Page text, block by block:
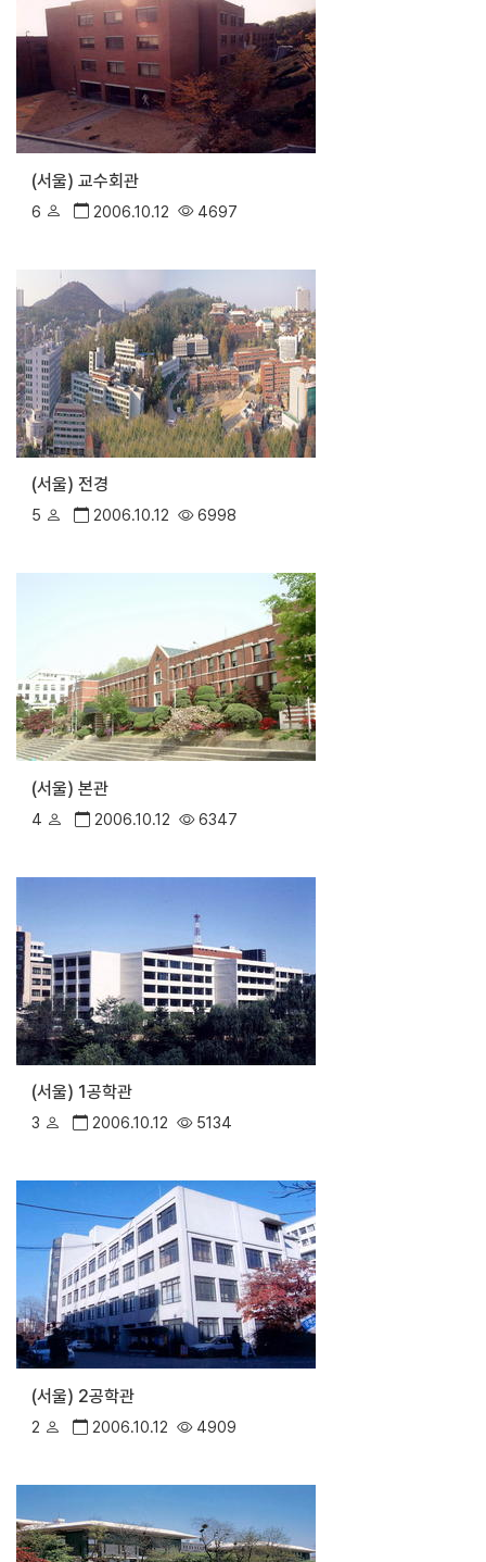
(서울) 교수회관
6 2006.10.12 4697
(서울) 전경
5 2006.10.12 6998
(서울) 본관
4 2006.10.12 6347
(서울) 1공학관
3 2006.10.12 5134
(서울) 2공학관
2 2006.10.12 4909